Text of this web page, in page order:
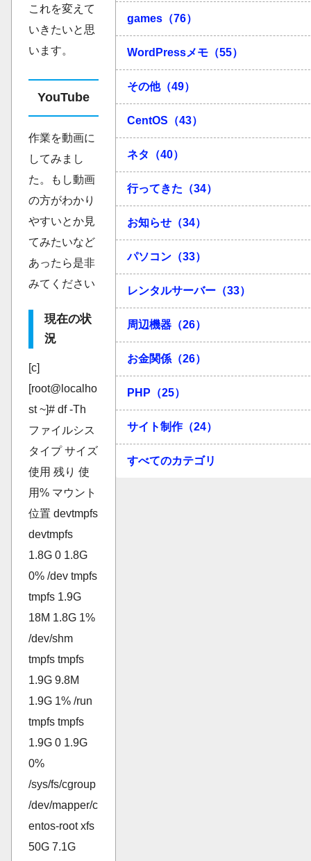
これを変えて
いきたいと思
います。
YouTube
作業を動画に
してみまし
た。もし動画
の方がわかり
やすいとか見
てみたいなど
あったら是非
みてください
現在の状
況
[c]
[root@localho
st ~]# df -Th
ファイルシス
タイプ サイズ
使用 残り 使
用% マウント
位置 devtmpfs
devtmpfs
1.8G 0 1.8G
0% /dev tmpfs
tmpfs 1.9G
18M 1.8G 1%
/dev/shm
tmpfs tmpfs
1.9G 9.8M
1.9G 1% /run
tmpfs tmpfs
1.9G 0 1.9G
0%
/sys/fs/cgroup
/dev/mapper/c
entos-root xfs
50G 7.1G
games（76）
WordPressメモ（55）
その他（49）
CentOS（43）
ネタ（40）
行ってきた（34）
お知らせ（34）
パソコン（33）
レンタルサーバー（33）
周辺機器（26）
お金関係（26）
PHP（25）
サイト制作（24）
すべてのカテゴリ